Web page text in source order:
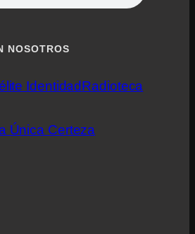
NOSOTROS
IdentidadRadioteca
Única Certeza